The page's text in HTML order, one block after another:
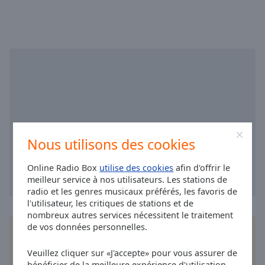
Nous utilisons des cookies
Online Radio Box utilise des cookies afin d'offrir le
meilleur service à nos utilisateurs. Les stations de
radio et les genres musicaux préférés, les favoris de
l'utilisateur, les critiques de stations et de
nombreux autres services nécessitent le traitement
de vos données personnelles.
Veuillez cliquer sur «J'accepte» pour vous assurer de
Family
Installezl'applicationgratuite Online Radio Box
stations de radio préférées en ligne où que vous